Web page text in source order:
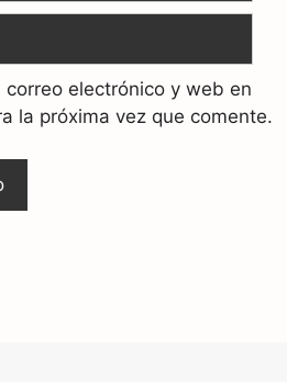
electrónico y web en
la próxima vez que comente.